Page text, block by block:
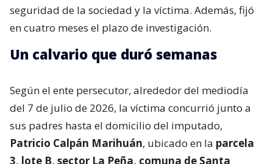
seguridad de la sociedad y la víctima. Además, fijó
en cuatro meses el plazo de investigación.
Un calvario que duró semanas
Según el ente persecutor, alrededor del mediodía
del 7 de julio de 2026, la víctima concurrió junto a
sus padres hasta el domicilio del imputado,
Patricio Calpán Marihuán, ubicado en la parcela
3, lote B, sector La Peña, comuna de Santa